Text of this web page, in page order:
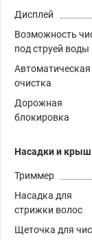
Дисплей
Возможность
под струей воды
Автоматическая
очистка
Дорожная
блокировка
Насадки и
Триммер
Насадка для
стрижки волос
Щеточка для